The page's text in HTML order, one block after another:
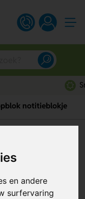
en andere
surfervaring
notitieblokje